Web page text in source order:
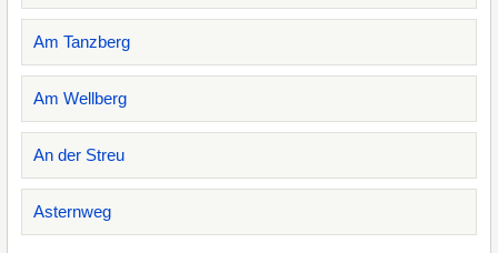
Am Tanzberg
Am Wellberg
An der Streu
Asternweg